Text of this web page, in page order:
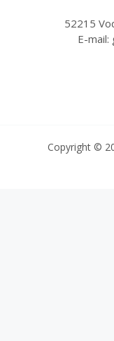
52215
E-mail:
Copyright ©